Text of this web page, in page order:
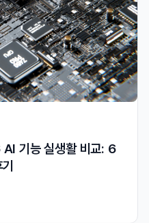
기능 실생활 비교: 6